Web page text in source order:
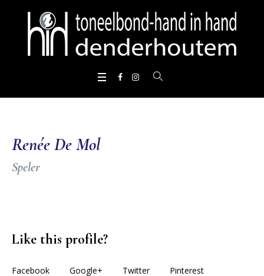
Renée De Mol
Speler
Like this profile?
Facebook Google+ Twitter Pinterest